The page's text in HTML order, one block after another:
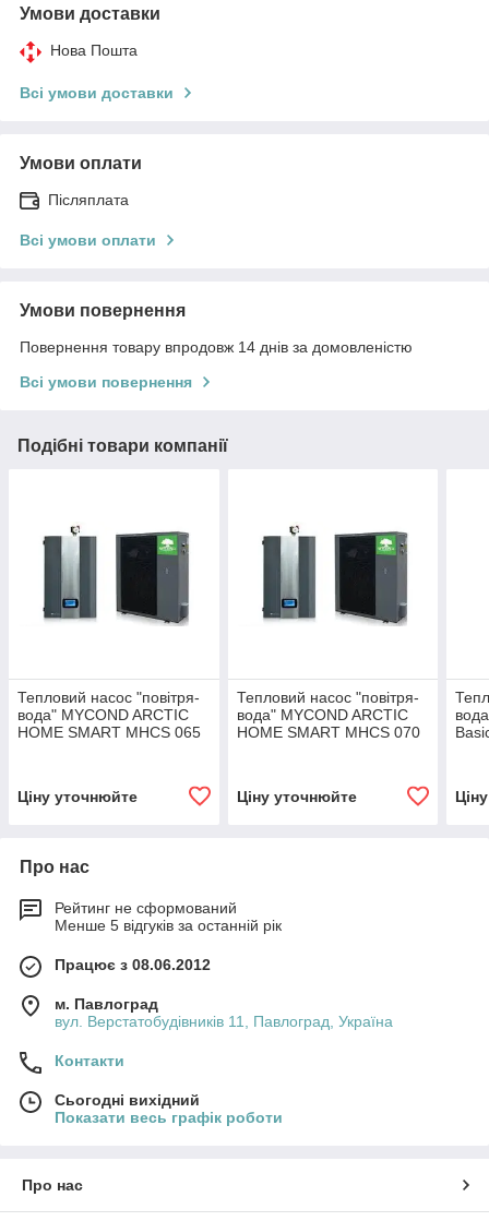
Умови доставки
Нова Пошта
Всі умови доставки
Умови оплати
Післяплата
Всі умови оплати
Умови повернення
Повернення товару впродовж 14 днів за домовленістю
Всі умови повернення
Подібні товари компанії
Тепловий насос "повітря-
вода" MYCOND ARCTIC
HOME SMART MHCS 065
Ціну уточнюйте
Тепловий насос "повітря-
вода" MYCOND ARCTIC
HOME SMART MHCS 070
Ціну уточнюйте
Про нас
Рейтинг не сформований
Менше 5 відгуків за останній рік
Працює з 08.06.2012
м. Павлоград
вул. Верстатобудівників 11, Павлоград, Україна
Контакти
Сьогодні вихідний
Показати весь графік роботи
Про нас